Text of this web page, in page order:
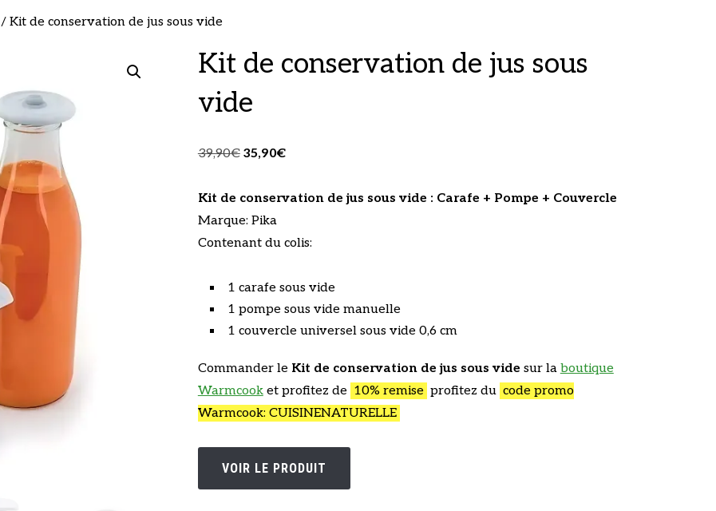
/ Kit de conservation de jus sous vide
Kit de conservation de jus sous
vide
39,90€ Le
initial
était :
39,90€.
35,90€Le
actuel
35,90€.
Kit de conservation de jus sous vide : Carafe + Pompe + Couvercle
Marque: Pika
Contenant du colis:
1 carafe sous vide
1 pompe sous vide manuelle
1 couvercle universel sous vide 0,6 cm
Commander le Kit de conservation de jus sous vide sur la boutique
Warmcooket profitez de 10% remise profitez du code promo
Warmcook: CUISINENATURELLE
VOIR LE PRODUIT